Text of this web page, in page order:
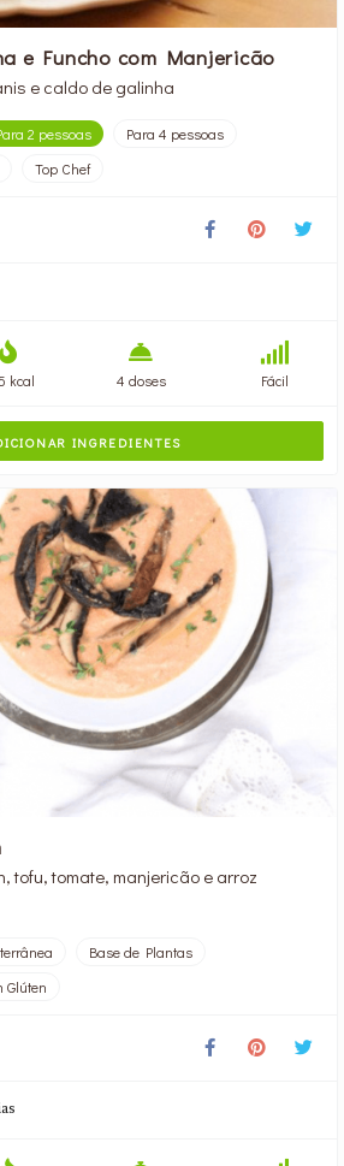
e Funcho com Manjericão
e caldo de galinha
2 pessoas
Para 4 pessoas
Top Chef
kcal 4 doses Fácil
INGREDIENTES
tofu, tomate, manjericão e arroz
Base de Plantas
Glúten